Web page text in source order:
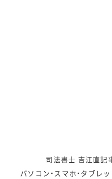
司法書士 吉江直記
パソコン・スマホ・タブレ